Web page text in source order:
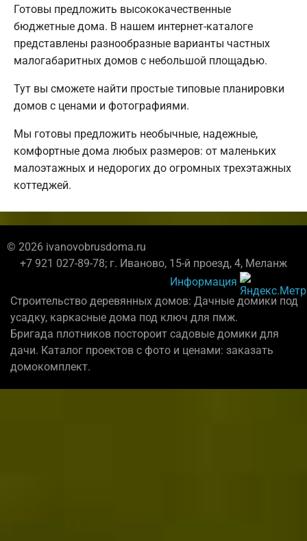
Готовы предложить высококачественные
бюджетные дома. В нашем интернет-каталоге
представлены разнообразные варианты частных
малогабаритных домов с небольшой площадью.
Тут вы сможете найти простые типовые планировки
домов с ценами и фотографиями.
Мы готовы предложить необычные, надежные,
комфортные дома любых размеров: от маленьких
малоэтажных и недорогих до огромных трехэтажных
коттеджей.
© 2026 ivanovobrusdoma.ru
+7 921 027-89-78; г. Иваново, 15-й проезд, 4, Меланж
Информация
Строительство деревянных домов: Дачные домики под
усадку, каркасные дома под ключ для пмж.
Бригада плотников постороит садовые домики для
дачи. Каталог проектов с фото и ценами: заказать
домокомплект.